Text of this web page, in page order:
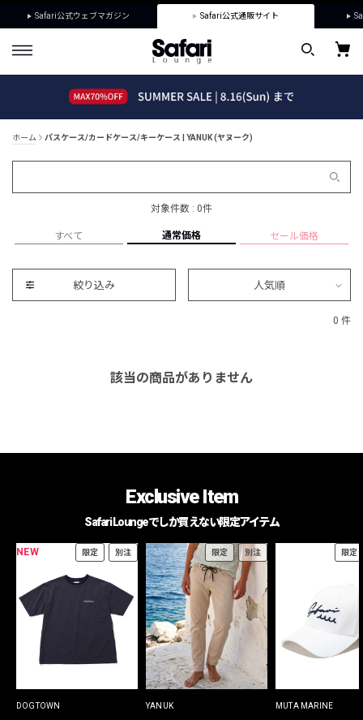
Safari公式ウェブマガジン Safari公式通販サイト
ホーム パスケース/カードケース/キーケース | YANUK (ヤヌーク)
対象件数 : 0件
すべて 通常価格 セール価格
絞り込み 人気順
0 件
該当の商品がありません
Exclusive Item
Safari Loungeでしか買えない限定アイテム
NEW 限定 別注
DOGTOWN
限定 別注
YANUK
限定
MUTA MARINE